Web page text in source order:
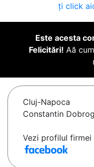
ți click
Este acesta
Felicitări! Aă
Cluj-Napoca
Constantin
Vezi profilul firmei